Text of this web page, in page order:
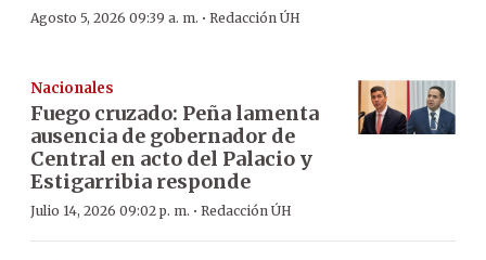
Agosto 5, 2026 09:39 a. m. · Redacción ÚH
Nacionales
Fuego cruzado: Peña lamenta
ausencia de gobernador de
Central en acto del Palacio y
Estigarribia responde
Julio 14, 2026 09:02 p. m. · Redacción ÚH